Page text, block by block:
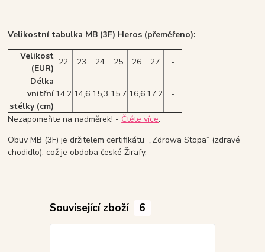
Velikostní tabulka MB (3F) Heros (přeměřeno):
Velikost
(EUR)
22 23 24 25 26 27
-
Délka
vnitřní
stélky (cm)
14,2 14,6 15,3 15,7 16,6 17,2 -
Nezapomeňte na nadměrek! - Čtěte více.
Obuv MB (3F) je držitelem certifikátu „Zdrowa Stopa“ (zdravé
chodidlo), což je obdoba české Žirafy.
Související zboží 6